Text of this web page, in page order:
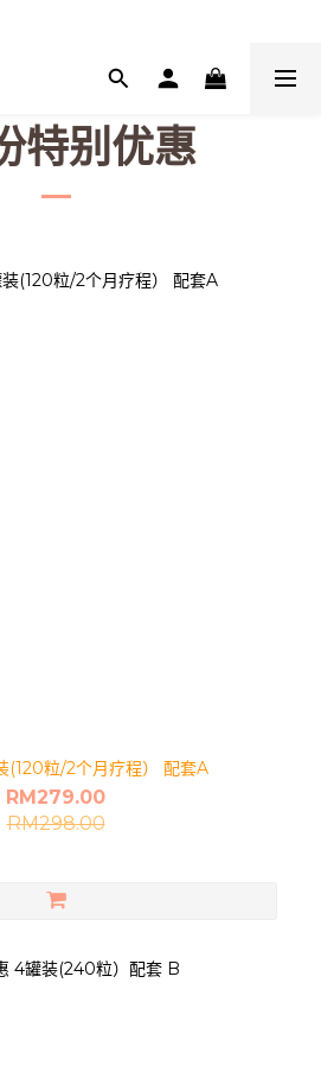
特别优惠
(120粒/2个月疗程） 配套A
RM279.00
RM298.00